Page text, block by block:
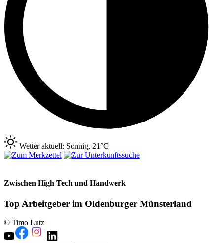
Wetter aktuell: Sonnig, 21°C
Zwischen High Tech und Handwerk
Top Arbeitgeber im Oldenburger Münsterland
© Timo Lutz